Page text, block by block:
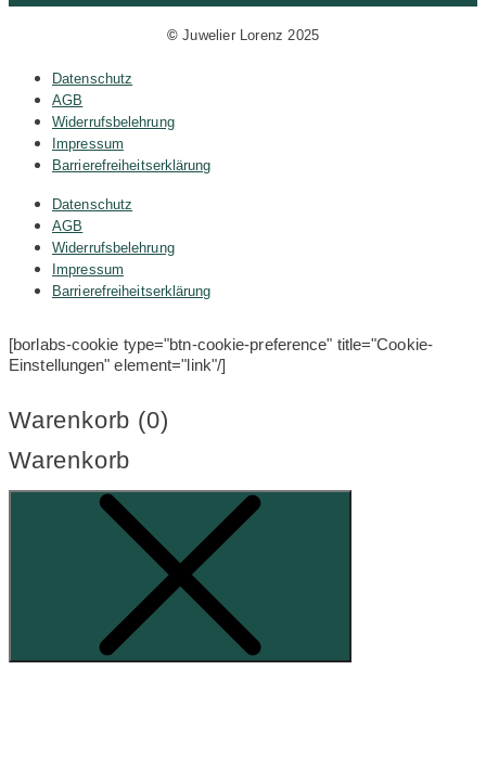
© Juwelier Lorenz 2025
Datenschutz
AGB
Widerrufsbelehrung
Impressum
Barrierefreiheitserklärung
Datenschutz
AGB
Widerrufsbelehrung
Impressum
Barrierefreiheitserklärung
[borlabs-cookie type="btn-cookie-preference" title="Cookie-
Einstellungen" element="link"/]
Warenkorb (0)
Warenkorb